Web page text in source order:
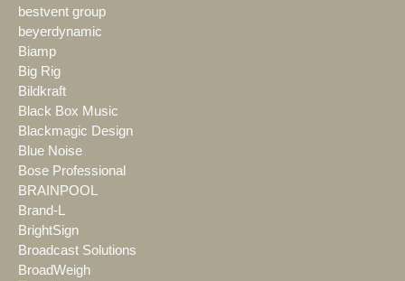
bestvent group
beyerdynamic
Biamp
Big Rig
Bildkraft
Black Box Music
Blackmagic Design
Blue Noise
Bose Professional
BRAINPOOL
Brand-L
BrightSign
Broadcast Solutions
BroadWeigh